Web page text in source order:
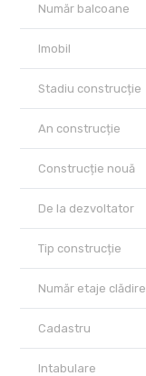
Număr balcoane
Imobil
Stadiu construcție
An construcție
Construcție nouă
De la dezvoltator
Tip construcție
Număr etaje clădire
Cadastru
Intabulare